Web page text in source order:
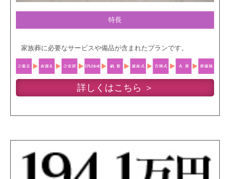
特長
家族葬に必要なサービスや備品が含まれたプランです。
詳しくはこちら ＞